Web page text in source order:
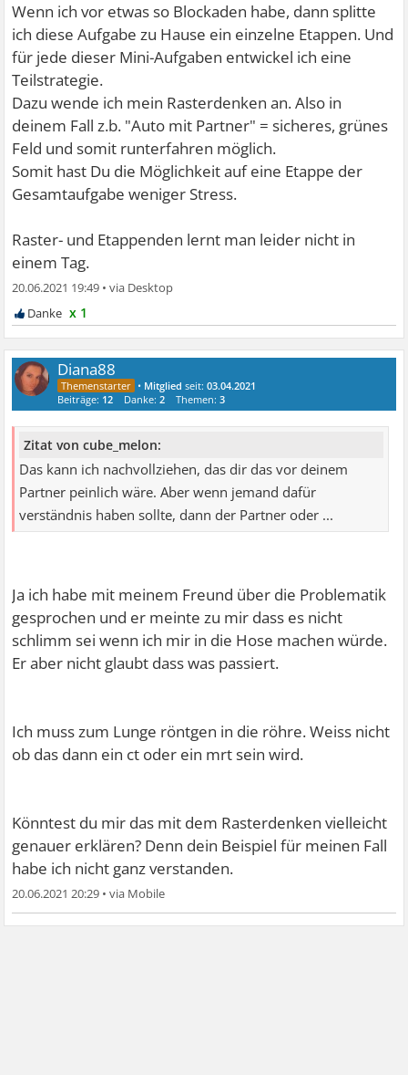
Wenn ich vor etwas so Blockaden habe, dann splitte
ich diese Aufgabe zu Hause ein einzelne Etappen. Und
für jede dieser Mini-Aufgaben entwickel ich eine
Teilstrategie.
Dazu wende ich mein Rasterdenken an. Also in
deinem Fall z.b. "Auto mit Partner" = sicheres, grünes
Feld und somit runterfahren möglich.
Somit hast Du die Möglichkeit auf eine Etappe der
Gesamtaufgabe weniger Stress.
Raster- und Etappenden lernt man leider nicht in
einem Tag.
20.06.2021 19:49 •
x 1
Diana88
• Mitglied seit:03.04.2021
Beiträge: 12 Danke:2 Themen:3
Zitat von cube_melon:
Das kann ich nachvollziehen, das dir das vor deinem
Partner peinlich wäre. Aber wenn jemand dafür
verständnis haben sollte, dann der Partner oder ...
Ja ich habe mit meinem Freund über die Problematik
gesprochen und er meinte zu mir dass es nicht
schlimm sei wenn ich mir in die Hose machen würde.
Er aber nicht glaubt dass was passiert.
Ich muss zum Lunge röntgen in die röhre. Weiss nicht
ob das dann ein ct oder ein mrt sein wird.
Könntest du mir das mit dem Rasterdenken vielleicht
genauer erklären? Denn dein Beispiel für meinen Fall
habe ich nicht ganz verstanden.
20.06.2021 20:29 •